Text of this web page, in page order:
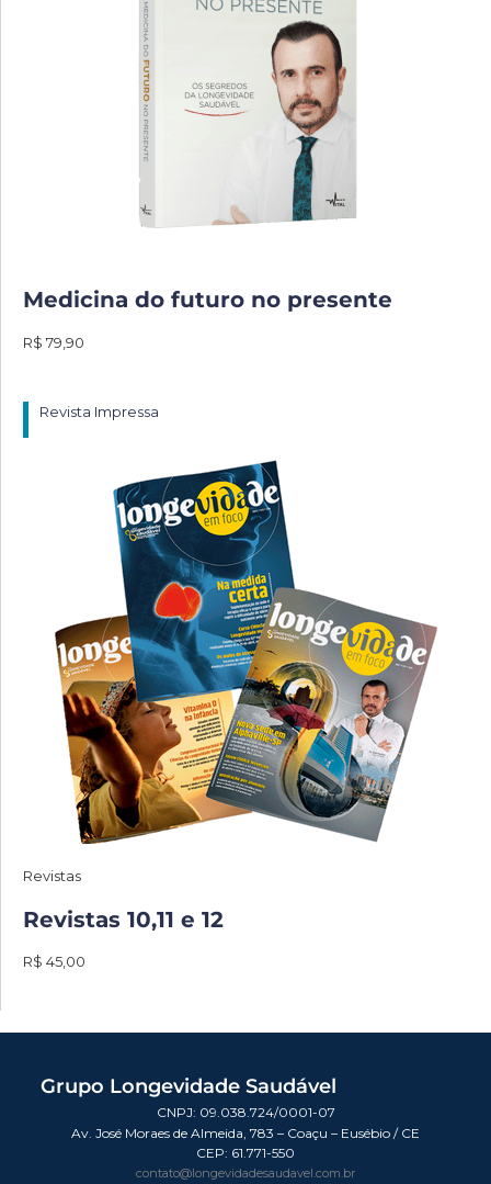
Medicina do futuro no presente
R$ 79,90
Revista Impressa
Revistas
Revistas 10,11 e 12
R$ 45,00
Grupo Longevidade Saudável
CNPJ: 09.038.724/0001-07
Av. José Moraes de Almeida, 783 – Coaçu – Eusébio / CE
CEP: 61.771-550
contato@longevidadesaudavel.com.br